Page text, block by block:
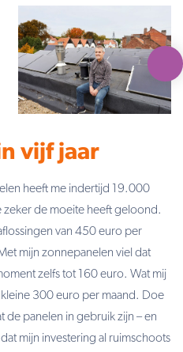
vijf jaar
heeft me indertijd 19.000
de moeite heeft geloond.
van 450 euro per
mijn zonnepanelen viel dat
zelfs tot 160 euro. Wat mij
300 euro per maand. Doe
de panelen in gebruik zijn – en
mijn investering al ruimschoots